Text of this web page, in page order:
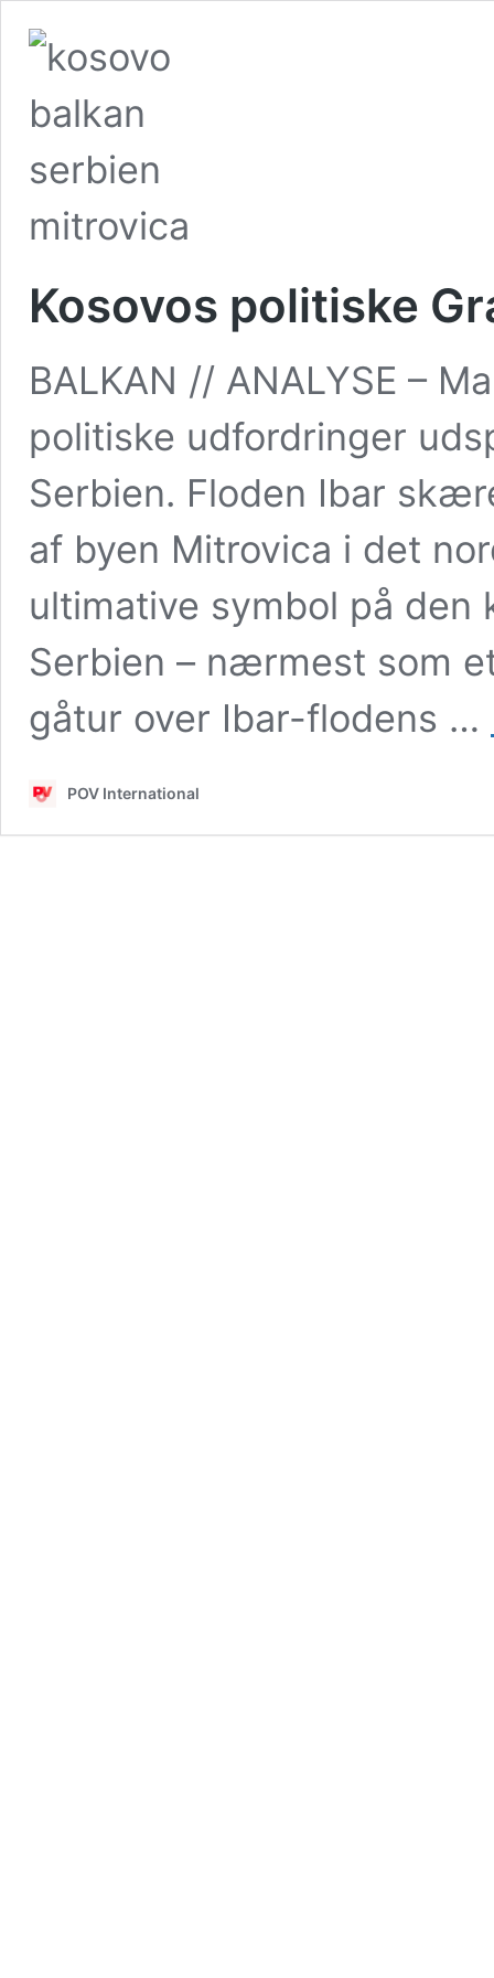
Kosovos politiske
BALKAN // ANALYSE –
politiske udfordringer
Serbien. Floden Ibar
af byen Mitrovica i det
ultimative symbol på den
Serbien – nærmest som
gåtur over Ibar-flodens …
POV International